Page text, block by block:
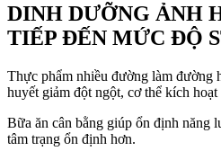
DINH DƯỠNG ẢNH
TIẾP ĐẾN MỨC ĐỘ
Thực phẩm nhiều đường làm đường
huyết giảm đột ngột, cơ thể kích hoạt
Bữa ăn cân bằng giúp ổn định năng
tâm trạng ổn định hơn.